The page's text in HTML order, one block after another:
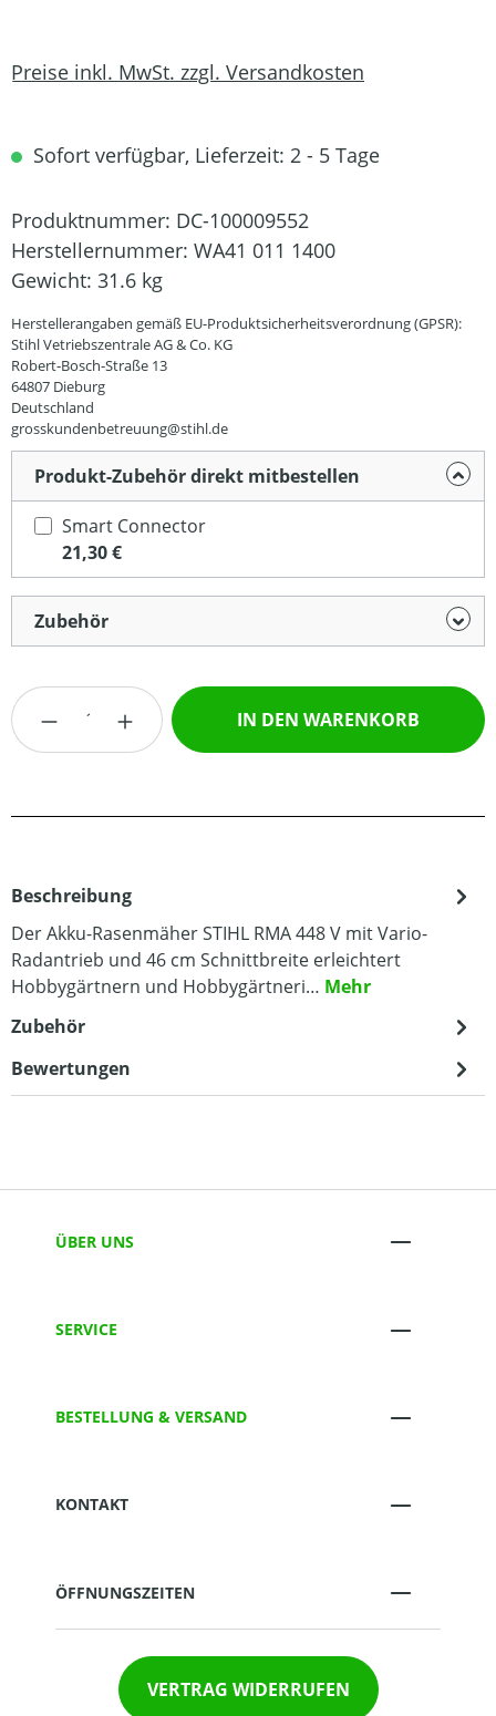
Preise inkl. MwSt. zzgl. Versandkosten
Sofort verfügbar, Lieferzeit: 2 - 5 Tage
Produktnummer: DC-100009552
Herstellernummer: WA41 011 1400
Gewicht: 31.6 kg
Herstellerangaben gemäß EU-Produktsicherheitsverordnung (GPSR):
Stihl Vetriebszentrale AG & Co. KG
Robert-Bosch-Straße 13
64807 Dieburg
Deutschland
grosskundenbetreuung@stihl.de
Produkt-Zubehör direkt mitbestellen
Smart Connector
21,30 €
Zubehör
Produkt Anzahl: Gib den gewünschten
IN DEN WARENKORB
Beschreibung
Der Akku-Rasenmäher STIHL RMA 448 V mit Vario-
Radantrieb und 46 cm Schnittbreite erleichtert
Hobbygärtnern und Hobbygärtneri… Mehr
Zubehör
Bewertungen
ÜBER UNS
SERVICE
BESTELLUNG & VERSAND
KONTAKT
ÖFFNUNGSZEITEN
VERTRAG WIDERRUFEN